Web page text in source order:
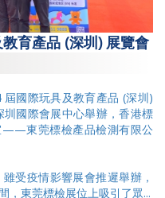
育產品 (深圳) 展覽會
屆國際玩具及教育產品 (深圳)
國際會展中心舉辦，香港標
——東莞標檢產品檢測有限公
受疫情影響展會推遲舉辦，
，東莞標檢展位上吸引了眾...